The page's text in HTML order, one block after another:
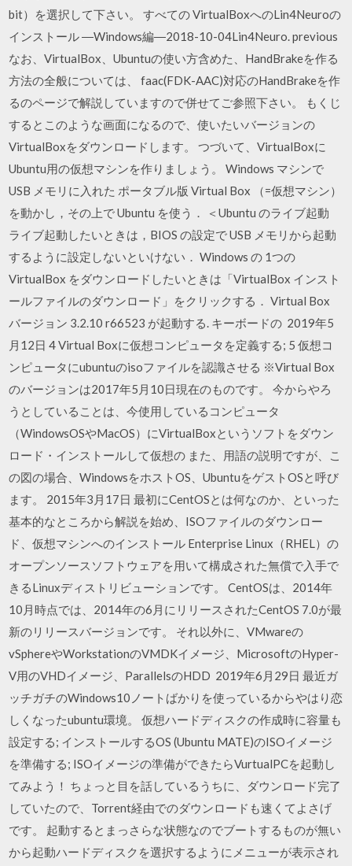
bit）を選択して下さい。 すべての VirtualBoxへのLin4Neuroの
インストール ―Windows編―2018-10-04Lin4Neuro. previous
なお、VirtualBox、Ubuntuの使い方含めた、HandBrakeを作る
方法の全般については、 faac(FDK-AAC)対応のHandBrakeを作
るのページで解説していますので併せてご参照下さい。 もくじ
するとこのような画面になるので、使いたいバージョンの
VirtualBoxをダウンロードします。 つづいて、VirtualBoxに
Ubuntu用の仮想マシンを作りましょう。 Windows マシンで
USB メモリに入れた ポータブル版 Virtual Box （=仮想マシン）
を動かし，その上で Ubuntu を使う． ＜Ubuntu のライブ起動
ライブ起動したいときは，BIOS の設定で USB メモリから起動
するように設定しないといけない． Windows の 1つの
VirtualBox をダウンロードしたいときは「VirtualBox インスト
ールファイルのダウンロード」をクリックする． Virtual Box
バージョン 3.2.10 r66523 が起動する. キーボードの 2019年5
月12日 4 Virtual Boxに仮想コンピュータを定義する; 5 仮想コ
ンピュータにubuntuのisoファイルを認識させる ※Virtual Box
のバージョンは2017年5月10日現在のものです。 今からやろ
うとしていることは、今使用しているコンピュータ
（WindowsOSやMacOS）にVirtualBoxというソフトをダウン
ロード・インストールして仮想の また、用語の説明ですが、こ
の図の場合、WindowsをホストOS、UbuntuをゲストOSと呼び
ます。 2015年3月17日 最初にCentOSとは何なのか、といった
基本的なところから解説を始め、ISOファイルのダウンロー
ド、仮想マシンへのインストール Enterprise Linux（RHEL）の
オープンソースソフトウェアを用いて構成された無償で入手で
きるLinuxディストリビューションです。 CentOSは、2014年
10月時点では、2014年の6月にリリースされたCentOS 7.0が最
新のリリースバージョンです。 それ以外に、VMwareの
vSphereやWorkstationのVMDKイメージ、MicrosoftのHyper-
V用のVHDイメージ、ParallelsのHDD 2019年6月29日 最近ガ
ッチガチのWindows10ノートばかりを使っているからやはり恋
しくなったubuntu環境。 仮想ハードディスクの作成時に容量も
設定する; インストールするOS (Ubuntu MATE)のISOイメージ
を準備する; ISOイメージの準備ができたらVurtualPCを起動し
てみよう！ ちょっと目を話しているうちに、ダウンロード完了
していたので、Torrent経由でのダウンロードも速くてよさげ
です。 起動するとまっさらな状態なのでブートするものが無い
から起動ハードディスクを選択するようにメニューが表示され